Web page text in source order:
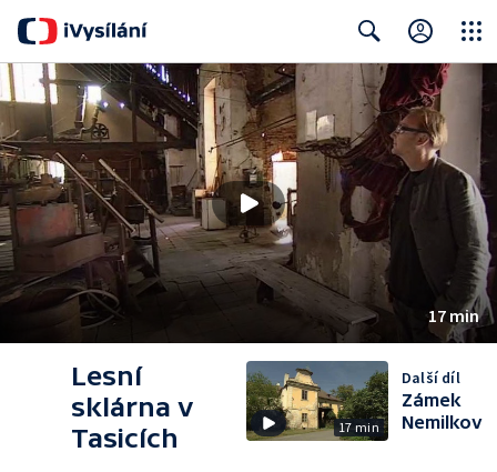
Search Close
17 min
Lesní
sklárna v
Tasicích
17 min
Další díl
Zámek
Nemilkov